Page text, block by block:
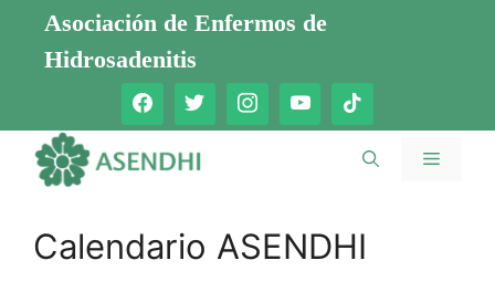
Saltar
contenido
Asociación de Enfermos de
Hidrosadenitis
Menú
Calendario ASENDHI